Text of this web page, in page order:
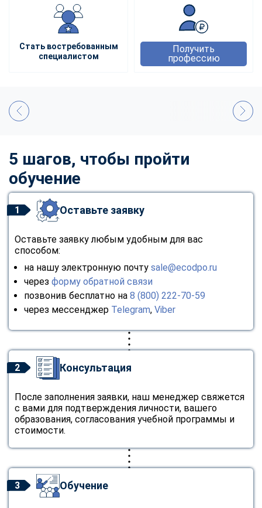
Стать востребованным
специалистом
Получить
профессию
5 шагов, чтобы пройти
обучение
1 Оставьте заявку
Оставьте заявку любым удобным для вас
способом:
на нашу электронную почту sale@ecodpo.ru
через форму обратной связи
позвонив бесплатно на 8 (800) 222-70-59
через мессенджер Telegram, Viber
2 Консультация
После заполнения заявки, наш менеджер свяжется
с вами для подтверждения личности, вашего
образования, согласования учебной программы и
стоимости.
3 Обучение